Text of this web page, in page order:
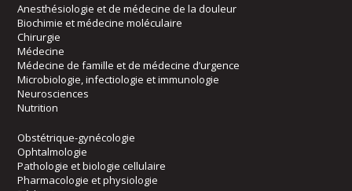
Anesthésiologie et de médecine de la douleur
Biochimie et médecine moléculaire
Chirurgie
Médecine
Médecine de famille et de médecine d’urgence
Microbiologie, infectiologie et immunologie
Neurosciences
Nutrition
Obstétrique-gynécologie
Ophtalmologie
Pathologie et biologie cellulaire
Pharmacologie et physiologie